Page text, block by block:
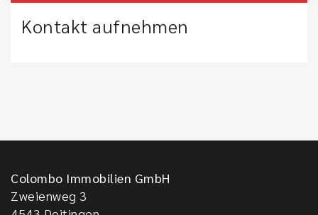
Kontakt aufnehmen
Colombo Immobilien GmbH
Zweienweg 3